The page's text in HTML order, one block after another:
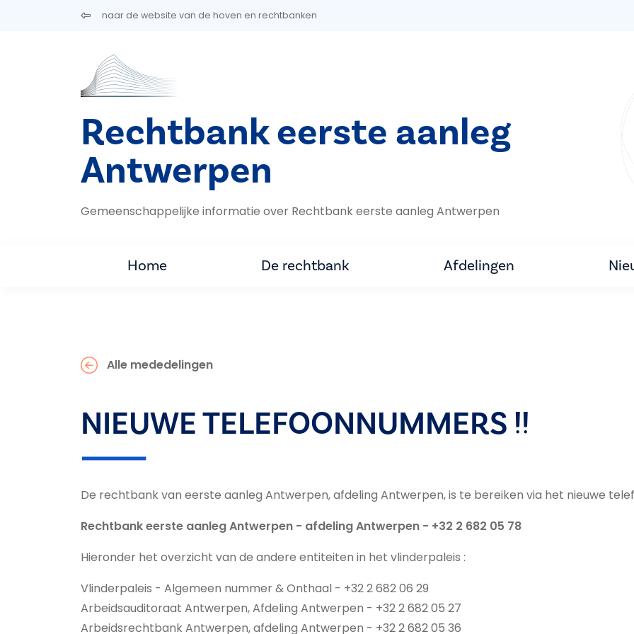
Overslaan en naar de inhoud gaannaar de website van de hoven en rechtbanken
Rechtbank eerste aanleg
Antwerpen
Gemeenschappelijke informatie over Rechtbank eerste aanleg Antwerpen
Home De rechtbank Afdelingen
Alle mededelingen
NIEUWE TELEFOONNUMMERS !!
De rechtbank van eerste aanleg Antwerpen, afdeling Antwerpen, is te bereiken via het nieuwe
Rechtbank eerste aanleg Antwerpen - afdeling Antwerpen - +32 2 682 05 78
Hieronder het overzicht van de andere entiteiten in het vlinderpaleis :
Vlinderpaleis - Algemeen nummer & Onthaal - +32 2 682 06 29
Arbeidsauditoraat Antwerpen, Afdeling Antwerpen - +32 2 682 05 27
Arbeidsrechtbank Antwerpen, afdeling Antwerpen - +32 2 682 05 36